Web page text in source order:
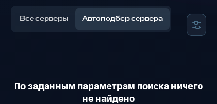
Все серверы Автоподбор сервера
По заданным параметрам поиска ничего
не найдено